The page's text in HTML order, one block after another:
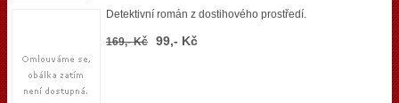
Detektivní román z dostihového prostředí.
169,- Kč 99,- Kč